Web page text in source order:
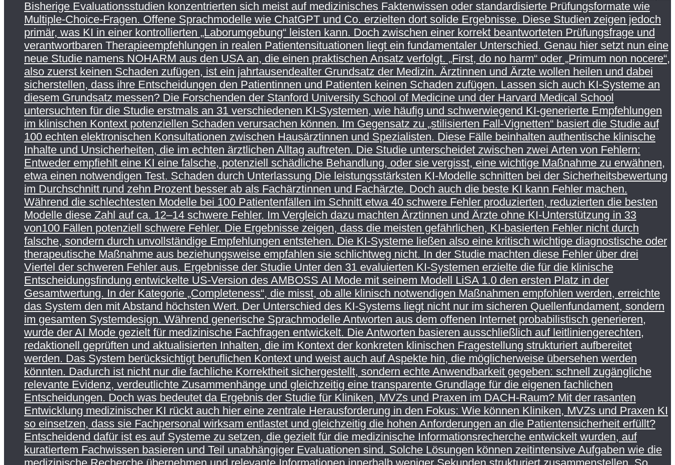
Bisherige Evaluationsstudien konzentrierten sich meist auf medizinisches Faktenwissen oder standardisierte Prüfungsformate wie
Multiple-Choice-Fragen. Offene Sprachmodelle wie ChatGPT und Co. erzielten dort solide Ergebnisse. Diese Studien zeigen jedoch
primär, was KI in einer kontrollierten „Laborumgebung“ leisten kann. Doch zwischen einer korrekt beantworteten Prüfungsfrage und
verantwortbaren Therapieempfehlungen in realen Patientensituationen liegt ein fundamentaler Unterschied. Genau hier setzt nun eine
neue Studie namens NOHARM aus den USA an, die einen praktischen Ansatz verfolgt. „First, do no harm“ oder „Primum non nocere“,
also zuerst keinen Schaden zufügen, ist ein jahrtausendealter Grundsatz der Medizin. Ärztinnen und Ärzte wollen heilen und dabei
sicherstellen, dass ihre Entscheidungen den Patientinnen und Patienten keinen Schaden zufügen. Lassen sich auch KI-Systeme an
diesem Grundsatz messen? Die Forschenden der Stanford University School of Medicine und der Harvard Medical School
untersuchten für die Studie erstmals an 31 verschiedenen KI-Systemen, wie häufig und schwerwiegend KI-generierte Empfehlungen
im klinischen Kontext potenziellen Schaden verursachen können. Im Gegensatz zu „stilisierten Fall-Vignetten“ basiert die Studie auf
100 echten elektronischen Konsultationen zwischen Hausärztinnen und Spezialisten. Diese Fälle beinhalten authentische klinische
Inhalte und Unsicherheiten, die im echten ärztlichen Alltag auftreten. Die Studie unterscheidet zwischen zwei Arten von Fehlern:
Entweder empfiehlt eine KI eine falsche, potenziell schädliche Behandlung, oder sie vergisst, eine wichtige Maßnahme zu erwähnen,
etwa einen notwendigen Test. Schaden durch Unterlassung Die leistungsstärksten KI-Modelle schnitten bei der Sicherheitsbewertung
im Durchschnitt rund zehn Prozent besser ab als Fachärztinnen und Fachärzte. Doch auch die beste KI kann Fehler machen.
Während die schlechtesten Modelle bei 100 Patientenfällen im Schnitt etwa 40 schwere Fehler produzierten, reduzierten die besten
Modelle diese Zahl auf ca. 12–14 schwere Fehler. Im Vergleich dazu machten Ärztinnen und Ärzte ohne KI-Unterstützung in 33
von100 Fällen potenziell schwere Fehler. Die Ergebnisse zeigen, dass die meisten gefährlichen, KI-basierten Fehler nicht durch
falsche, sondern durch unvollständige Empfehlungen entstehen. Die KI-Systeme ließen also eine kritisch wichtige diagnostische oder
therapeutische Maßnahme aus beziehungsweise empfahlen sie schlichtweg nicht. In der Studie machten diese Fehler über drei
Viertel der schweren Fehler aus. Ergebnisse der Studie Unter den 31 evaluierten KI-Systemen erzielte die für die klinische
Entscheidungsfindung entwickelte US-Version des AMBOSS AI Mode mit seinem Modell LiSA 1.0 den ersten Platz in der
Gesamtwertung. In der Kategorie „Completeness“, die misst, ob alle klinisch notwendigen Maßnahmen empfohlen werden, erreichte
das System den mit Abstand höchsten Wert. Der Unterschied des KI-Systems liegt nicht nur im sicheren Quellenfundament, sondern
im gesamten Systemdesign. Während generische Sprachmodelle Antworten aus dem offenen Internet probabilistisch generieren,
wurde der AI Mode gezielt für medizinische Fachfragen entwickelt. Die Antworten basieren ausschließlich auf leitliniengerechten,
redaktionell geprüften und aktualisierten Inhalten, die im Kontext der konkreten klinischen Fragestellung strukturiert aufbereitet
werden. Das System berücksichtigt beruflichen Kontext und weist auch auf Aspekte hin, die möglicherweise übersehen werden
könnten. Dadurch ist nicht nur die fachliche Korrektheit sichergestellt, sondern echte Anwendbarkeit gegeben: schnell zugängliche
relevante Evidenz, verdeutlichte Zusammenhänge und gleichzeitig eine transparente Grundlage für die eigenen fachlichen
Entscheidungen. Doch was bedeutet da Ergebnis der Studie für Kliniken, MVZs und Praxen im DACH-Raum? Mit der rasanten
Entwicklung medizinischer KI rückt auch hier eine zentrale Herausforderung in den Fokus: Wie können Kliniken, MVZs und Praxen KI
so einsetzen, dass sie Fachpersonal wirksam entlastet und gleichzeitig die hohen Anforderungen an die Patientensicherheit erfüllt?
Entscheidend dafür ist es auf Systeme zu setzen, die gezielt für die medizinische Informationsrecherche entwickelt wurden, auf
kuratiertem Fachwissen basieren und Teil unabhängiger Evaluationen sind. Solche Lösungen können zeitintensive Aufgaben wie die